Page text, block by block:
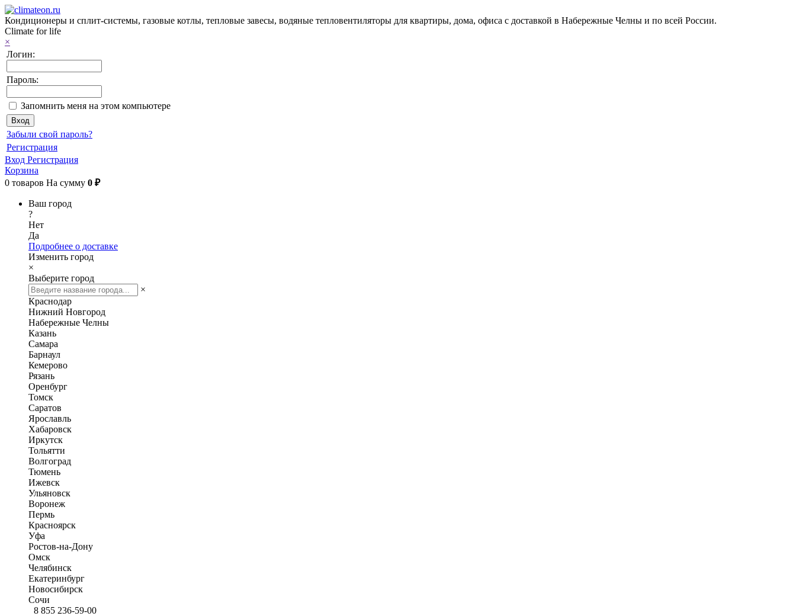
Кондиционеры и сплит-системы, газовые котлы, тепловые завесы, водяные тепловентиляторы для квартиры, дома, офиса с доставкой в Набережные Челны и по всей России.
Climate for life
×
Логин:
Пароль:
Запомнить меня на этом компьютере
Забыли свой пароль?
Регистрация
Вход Регистрация
Корзина
0 товаров На сумму 0 ₽
Ваш город
?
Нет
Да
Подробнее о доставке
Изменить город
×
Выберите город
×
Краснодар
Нижний Новгород
Набережные Челны
Казань
Самара
Барнаул
Кемерово
Рязань
Оренбург
Томск
Саратов
Ярославль
Хабаровск
Иркутск
Тольятти
Волгоград
Тюмень
Ижевск
Ульяновск
Воронеж
Пермь
Красноярск
Уфа
Ростов-на-Дону
Омск
Челябинск
Екатеринбург
Новосибирск
Сочи
8 855 236-59-00